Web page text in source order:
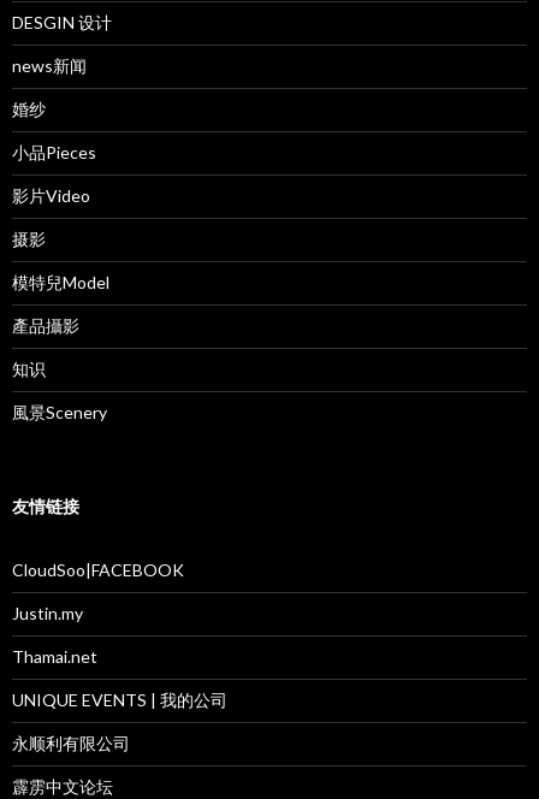
DESGIN 设计
news新闻
婚纱
小品Pieces
影片Video
摄影
模特兒Model
產品攝影
知识
風景Scenery
友情链接
CloudSoo|FACEBOOK
Justin.my
Thamai.net
UNIQUE EVENTS | 我的公司
永顺利有限公司
霹雳中文论坛